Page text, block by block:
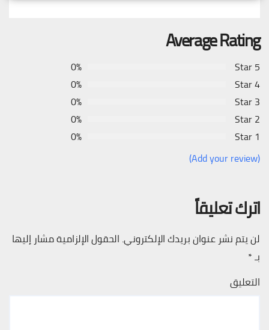
Average Rating
5 Star
0%
4 Star
0%
3 Star
0%
2 Star
0%
1 Star
0%
(Add your review)
اترك تعليقاً
لن يتم نشر عنوان بريدك الإلكتروني. الحقول الإلزامية مشار إليها
بـ*
التعليق